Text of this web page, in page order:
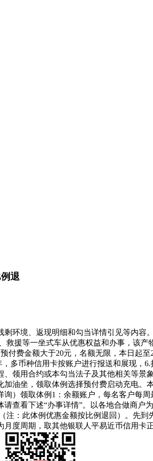
退
境、返现明细和勾当详情引见等内容
救援等一坐式车从优惠权益和办事，该
付费金额大于20元，名额无限，本日起
多币种信用卡按账户进行报送和展现
领用合约或本勾当法子及其他相关等
油坐，领取体例选择预付费启动充电
）领取体例1：余额账户，每名客户
查看下述“办事详情”。以各地合做商
注：此体例优惠金额按比例退回）。先
度周期，取其他银联人平易近币信用